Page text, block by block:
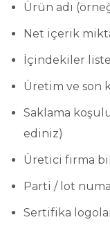
Ürün adı
Net içerik
İçindekiler
Üretim ve son
Saklama
ediniz)
Üretici firma
Parti / lot
Sertifika